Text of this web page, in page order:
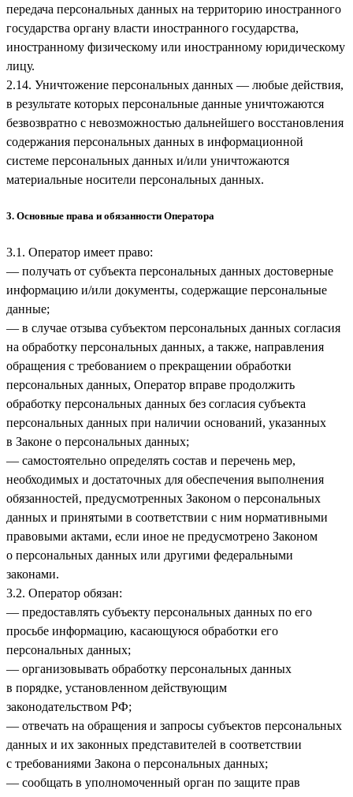
передача персональных данных на территорию иностранного
государства органу власти иностранного государства,
иностранному физическому или иностранному юридическому
лицу.
2.14. Уничтожение персональных данных — любые действия,
в результате которых персональные данные уничтожаются
безвозвратно с невозможностью дальнейшего восстановления
содержания персональных данных в информационной
системе персональных данных и/или уничтожаются
материальные носители персональных данных.
3. Основные права и обязанности Оператора
3.1. Оператор имеет право:
— получать от субъекта персональных данных достоверные
информацию и/или документы, содержащие персональные
данные;
— в случае отзыва субъектом персональных данных согласия
на обработку персональных данных, а также, направления
обращения с требованием о прекращении обработки
персональных данных, Оператор вправе продолжить
обработку персональных данных без согласия субъекта
персональных данных при наличии оснований, указанных
в Законе о персональных данных;
— самостоятельно определять состав и перечень мер,
необходимых и достаточных для обеспечения выполнения
обязанностей, предусмотренных Законом о персональных
данных и принятыми в соответствии с ним нормативными
правовыми актами, если иное не предусмотрено Законом
о персональных данных или другими федеральными
законами.
3.2. Оператор обязан:
— предоставлять субъекту персональных данных по его
просьбе информацию, касающуюся обработки его
персональных данных;
— организовывать обработку персональных данных
в порядке, установленном действующим
законодательством РФ;
— отвечать на обращения и запросы субъектов персональных
данных и их законных представителей в соответствии
с требованиями Закона о персональных данных;
— сообщать в уполномоченный орган по защите прав